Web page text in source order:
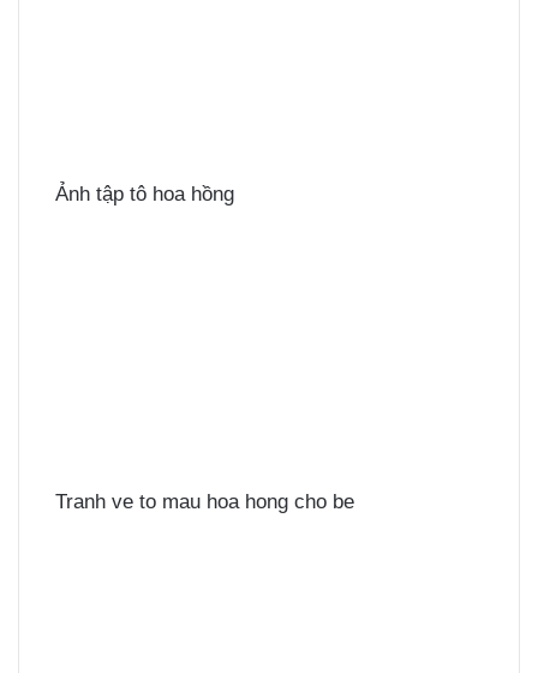
Ảnh tập tô hoa hồng
Tranh ve to mau hoa hong cho be